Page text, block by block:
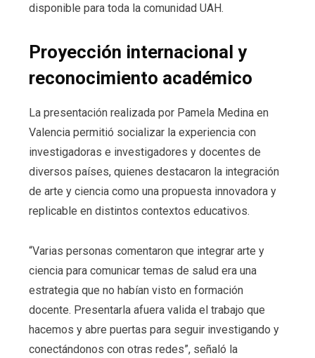
disponible para toda la comunidad UAH.
Proyección internacional y
reconocimiento académico
La presentación realizada por Pamela Medina en
Valencia permitió socializar la experiencia con
investigadoras e investigadores y docentes de
diversos países, quienes destacaron la integración
de arte y ciencia como una propuesta innovadora y
replicable en distintos contextos educativos.
“Varias personas comentaron que integrar arte y
ciencia para comunicar temas de salud era una
estrategia que no habían visto en formación
docente. Presentarla afuera valida el trabajo que
hacemos y abre puertas para seguir investigando y
conectándonos con otras redes”, señaló la